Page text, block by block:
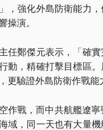
」，強化外島防衛能力
操演。
任鄭傑元表示，「確
動，精確打擊目標區
更驗證外島防衛作戰能
作戰，而中共航艦遼寧
域，同一天也有大量